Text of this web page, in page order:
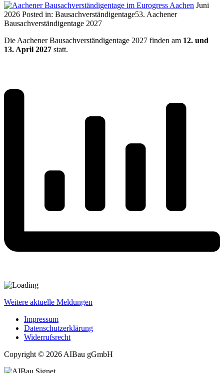
Juni
2026 Posted in: Bausachverständigentage53. Aachener
Bausachverständigentage 2027
Die Aachener Bausachverständigentage 2027 finden am 12. und
13. April 2027 statt.
Weitere aktuelle Meldungen
Impressum
Datenschutzerklärung
Widerrufsrecht
Copyright © 2026 AIBau gGmbH